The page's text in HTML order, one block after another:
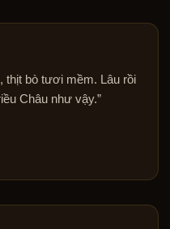
thịt bò tươi mềm. Lâu rồi
Châu như vậy.”